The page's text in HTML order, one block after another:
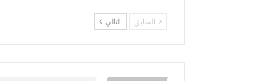
السابق التالي